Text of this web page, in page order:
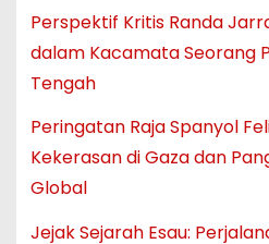
Perspektif Kritis Randa
dalam Kacamata Seorang
Tengah
Peringatan Raja Spanyol
Kekerasan di Gaza dan
Global
Jejak Sejarah Esau: